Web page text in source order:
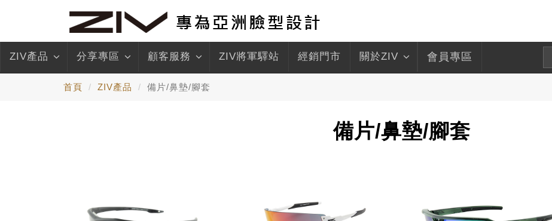
ZIV產品 分享專區 顧客服務 ZIV將軍驛站 經銷門市 關於ZIV 會員專區
首頁 ZIV產品 備片/鼻墊/腳套
備片/鼻墊/腳套